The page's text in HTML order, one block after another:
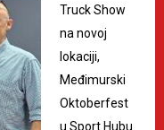
Truck Show
na novoj
lokaciji,
Međimurski
Oktoberfest
u Sport Hubu